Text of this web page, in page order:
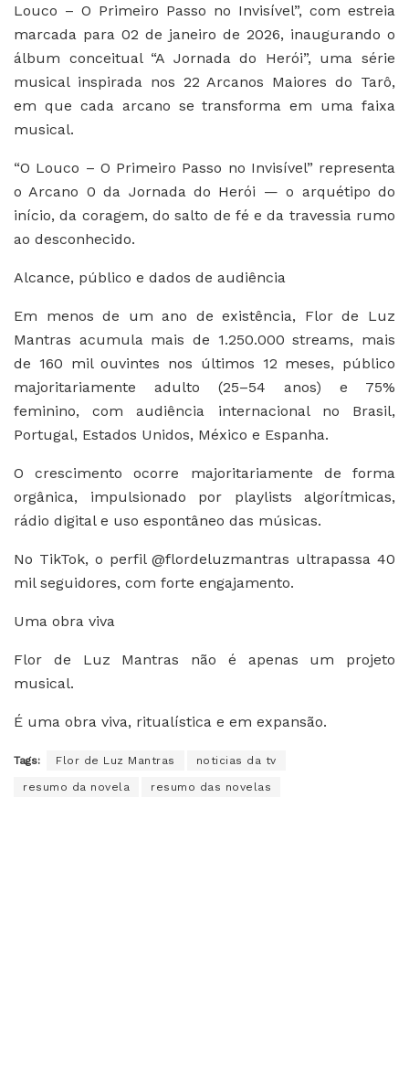
Louco – O Primeiro Passo no Invisível”, com estreia
marcada para 02 de janeiro de 2026, inaugurando o
álbum conceitual “A Jornada do Herói”, uma série
musical inspirada nos 22 Arcanos Maiores do Tarô,
em que cada arcano se transforma em uma faixa
musical.
“O Louco – O Primeiro Passo no Invisível” representa
o Arcano 0 da Jornada do Herói — o arquétipo do
início, da coragem, do salto de fé e da travessia rumo
ao desconhecido.
Alcance, público e dados de audiência
Em menos de um ano de existência, Flor de Luz
Mantras acumula mais de 1.250.000 streams, mais
de 160 mil ouvintes nos últimos 12 meses, público
majoritariamente adulto (25–54 anos) e 75%
feminino, com audiência internacional no Brasil,
Portugal, Estados Unidos, México e Espanha.
O crescimento ocorre majoritariamente de forma
orgânica, impulsionado por playlists algorítmicas,
rádio digital e uso espontâneo das músicas.
No TikTok, o perfil @flordeluzmantras ultrapassa 40
mil seguidores, com forte engajamento.
Uma obra viva
Flor de Luz Mantras não é apenas um projeto
musical.
É uma obra viva, ritualística e em expansão.
Tags: Flor de Luz Mantras noticias da tv
resumo da novela resumo das novelas